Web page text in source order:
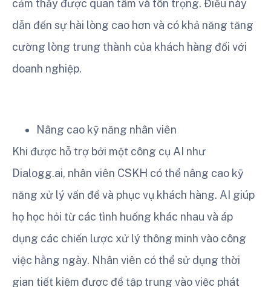
cảm thấy được quan tâm và tôn trọng. Điều này
dẫn đến sự hài lòng cao hơn và có khả năng tăng
cường lòng trung thành của khách hàng đối với
doanh nghiệp.
Nâng cao kỹ năng nhân viên
Khi được hỗ trợ bởi một công cụ AI như
Dialogg.ai, nhân viên CSKH có thể nâng cao kỹ
năng xử lý vấn đề và phục vụ khách hàng. AI giúp
họ học hỏi từ các tình huống khác nhau và áp
dụng các chiến lược xử lý thông minh vào công
việc hằng ngày. Nhân viên có thể sử dụng thời
gian tiết kiệm được để tập trung vào việc phát